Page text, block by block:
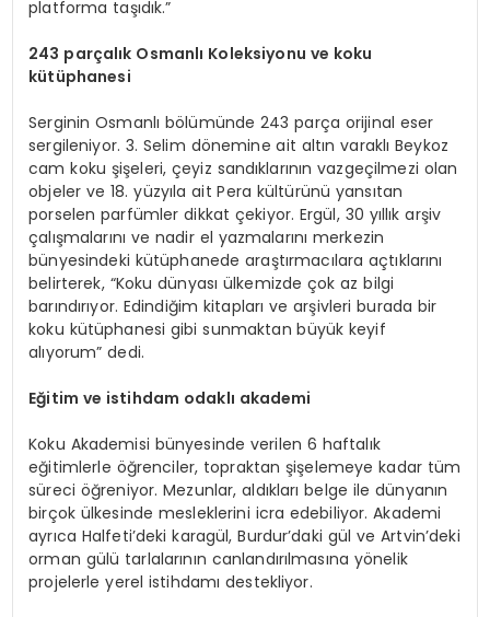
platforma taşıdık.”
243 parçalık Osmanlı Koleksiyonu ve koku
kütüphanesi
Serginin Osmanlı bölümünde 243 parça orijinal eser
sergileniyor. 3. Selim dönemine ait altın varaklı Beykoz
cam koku şişeleri, çeyiz sandıklarının vazgeçilmezi olan
objeler ve 18. yüzyıla ait Pera kültürünü yansıtan
porselen parfümler dikkat çekiyor. Ergül, 30 yıllık arşiv
çalışmalarını ve nadir el yazmalarını merkezin
bünyesindeki kütüphanede araştırmacılara açtıklarını
belirterek, “Koku dünyası ülkemizde çok az bilgi
barındırıyor. Edindiğim kitapları ve arşivleri burada bir
koku kütüphanesi gibi sunmaktan büyük keyif
alıyorum” dedi.
Eğitim ve istihdam odaklı akademi
Koku Akademisi bünyesinde verilen 6 haftalık
eğitimlerle öğrenciler, topraktan şişelemeye kadar tüm
süreci öğreniyor. Mezunlar, aldıkları belge ile dünyanın
birçok ülkesinde mesleklerini icra edebiliyor. Akademi
ayrıca Halfeti’deki karagül, Burdur’daki gül ve Artvin’deki
orman gülü tarlalarının canlandırılmasına yönelik
projelerle yerel istihdamı destekliyor.